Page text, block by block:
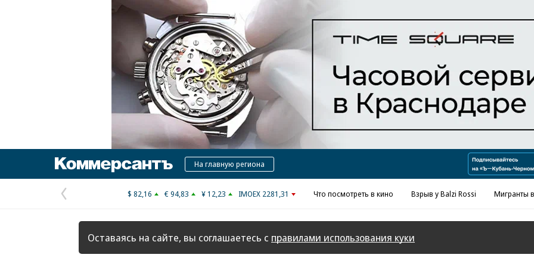
Реклама в «Ъ» www.kommersant.ru/ad
КоммерсантъНа главную региона
Предыдущая
страница
$ 82,16 € 94,83 ¥ 12,23 IMOEX 2281,31 Что посмотреть в кино Взрыв у Balzi Rossi Мигранты
Оставаясь на сайте, вы соглашаетесь с правилами использования куки